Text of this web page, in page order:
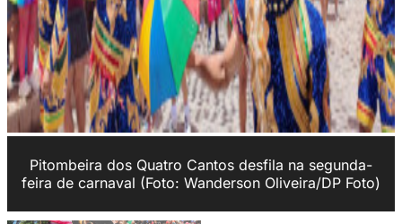
Pitombeira dos Quatro Cantos desfila na segunda-
feira de carnaval (Foto: Wanderson Oliveira/DP Foto)